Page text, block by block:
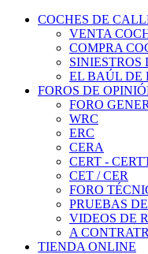
COCHES DE
VENTA
COMPRA
SINIESTROS
EL BAÚL DE
FOROS DE
FORO
WRC
ERC
CERA
CERT -
CET / CER
FORO
PRUEBAS
VIDEOS DE
A
TIENDA ONLINE